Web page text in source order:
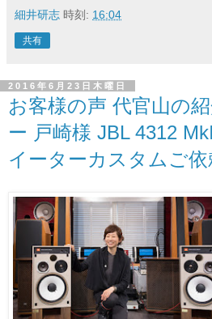
細井研志 時刻: 16:04
共有
2016年6月23日木曜日
お客様の声 代官山の
ー 戸崎様 JBL 4312
イーターカスタムご依